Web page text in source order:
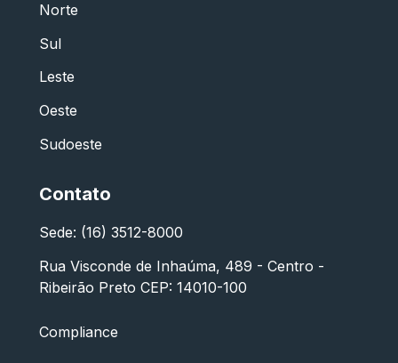
Norte
Sul
Leste
Oeste
Sudoeste
Contato
Sede: (16) 3512-8000
Rua Visconde de Inhaúma, 489 - Centro -
Ribeirão Preto CEP: 14010-100
Compliance